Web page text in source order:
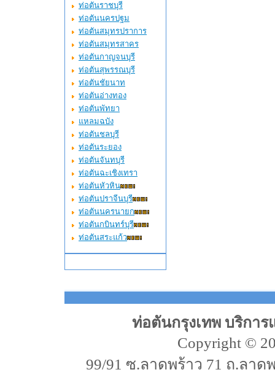
ท่อตันราชบุรี
ท่อตันนครปฐม
ท่อตันสมุทรปราการ
ท่อตันสมุทรสาคร
ท่อตันกาญจนบุรี
ท่อตันสุพรรณบุรี
ท่อตันชัยนาท
ท่อตันอ่างทอง
ท่อตันพัทยา
แหลมฉบัง
ท่อตันชลบุรี
ท่อตันระยอง
ท่อตันจันทบุรี
ท่อตันฉะเชิงเทรา
ท่อตันหัวหิน
ท่อตันปราจีนบุรี
ท่อตันนครนายก
ท่อตันกบินทร์บุรี
ท่อตันสระแก้ว
ท่อตันกรุงเทพ บริกา
Copyright ©
99/91 ซ.ลาดพร้าว 71 ถ.ลา